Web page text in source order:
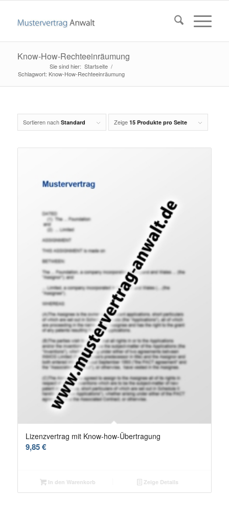
Know-How-Rechteeinräumung
Startseite /
Schlagwort: Know-How-Rechteeinräumung
Sortieren nach Standard Zeige 15 Produkte pro Seite
Lizenzvertrag mit Know-how-Übertragung
9,85€
In den Warenkorb Zeige Details